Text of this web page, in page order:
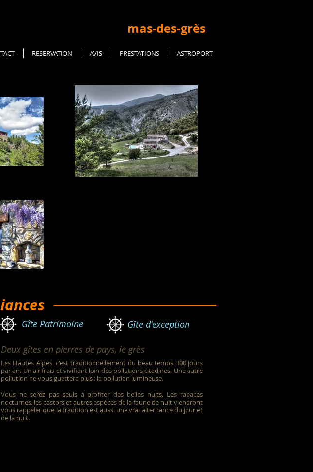
mas-des-grès
RESERVATION AVIS PRESTATIONS ASTROPORT
Gîte Patrimoine Gîte d'exception
Deux gîtes en pierres de pays, le grès
Les Hautes Alpes, c'est traditionnellement du beau temps 300 jours
par an. Un air frais et vivifiant loin des pollutions citadines. Une autre
pollution ne vous guettera plus : la pollution lumineuse.
Vous ne serez pas seuls à profiter des belles nuits. Les rapaces
nocturnes, les castors et autres espèces de la faune de nuit viendront
vous rappeler que la tradition est aussi une vrai alternance du jour et
de la nuit.